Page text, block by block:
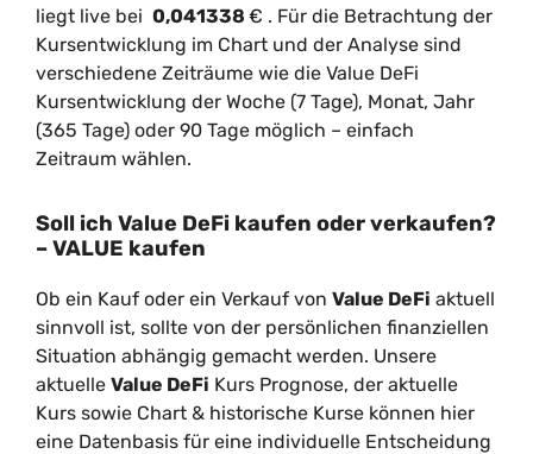
liegt live bei 0,041338 € . Für die Betrachtung der
Kursentwicklung im Chart und der Analyse sind
verschiedene Zeiträume wie die Value DeFi
Kursentwicklung der Woche (7 Tage), Monat, Jahr
(365 Tage) oder 90 Tage möglich – einfach
Zeitraum wählen.
Soll ich Value DeFi kaufen oder verkaufen?
– VALUE kaufen
Ob ein Kauf oder ein Verkauf von Value DeFi aktuell
sinnvoll ist, sollte von der persönlichen finanziellen
Situation abhängig gemacht werden. Unsere
aktuelle Value DeFi Kurs Prognose, der aktuelle
Kurs sowie Chart & historische Kurse können hier
eine Datenbasis für eine individuelle Entscheidung